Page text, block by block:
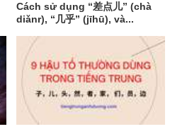
Cách sử dụng “差点儿” (chà
diǎnr), “几乎” (jīhū), và...